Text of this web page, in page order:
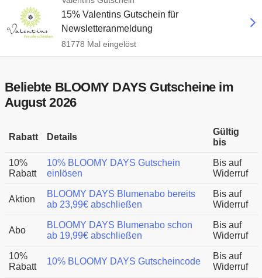
15% Valentins Gutschein für
Newsletteranmeldung
81778 Mal eingelöst
Beliebte BLOOMY DAYS Gutscheine im
August 2026
Rabatt Details
Gültig
bis
10%
Rabatt
10% BLOOMY DAYS Gutschein
einlösen
Bis auf
Widerruf
Aktion
BLOOMY DAYS Blumenabo bereits
ab 23,99€ abschließen
Bis auf
Widerruf
Abo
BLOOMY DAYS Blumenabo schon
ab 19,99€ abschließen
Bis auf
Widerruf
10%
Rabatt
10% BLOOMY DAYS Gutscheincode
Bis auf
Widerruf